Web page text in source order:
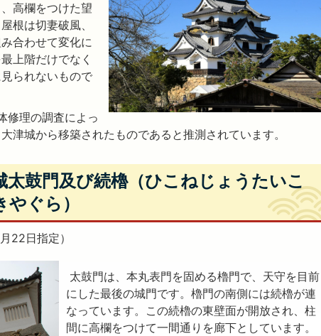
高欄をつけた望
根は切妻破風、
合わせて変化に
上階だけでなく
られないもので
修理の調査によっ
津城から移築されたものであると推測されています。
太鼓門及び続櫓（ひこねじょうたいこ
ぐら）
22日指定）
太鼓門は、本丸表門を固める櫓門で、天守を目前
にした最後の城門です。櫓門の南側には続櫓が連
なっています。この続櫓の東壁面が開放され、柱
間に高欄をつけて一間通りを廊下としています。